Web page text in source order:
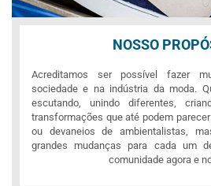
NOSSO
Acreditamos ser possível fazer
sociedade e na indústria da moda.
escutando, unindo diferentes,
transformações que até podem
ou devaneios de ambientalistas,
grandes mudanças para cada um
comunidade agora e